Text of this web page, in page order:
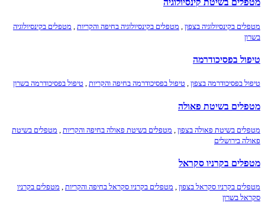
מטפלים בשיטת קינסיולוגיה
מטפלים בקינסיולוגיה בצפון מטפלים בקינסיולוגיה בחיפה והקריות
מטפלים בקינסיולוגיה
בשרון
טיפול בפסיכודרמה
טיפול בפסיכודרמה בצפון , טיפול בפסיכודרמה בחיפה והקריות , טיפול בפסיכודרמה בשרון
מטפלים בשיטת פאולה
מטפלים בשיטת פאולה בצפון מטפלים בשיטת פאולה בחיפה והקריות
מטפלים בשיטת
פאולה בירושלים
מטפלים בקרניו סקראל
מטפלים בקרניו סקראל בצפון , מטפלים בקרניו סקראל בחיפה והקריות , מטפלים בקרניו
סקראל בשרון